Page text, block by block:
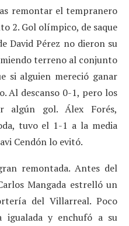
remontar el tempranero
2. Gol olímpico, de saque
David Pérez no dieron su
terreno al conjunto
si alguien mereció ganar
Al descanso 0-1, pero los
algún gol. Álex Forés,
tuvo el 1-1 a la media
Cendón lo evitó.
remontada. Antes del
Mangada estrelló un
del Villarreal. Poco
igualada y enchufó a su